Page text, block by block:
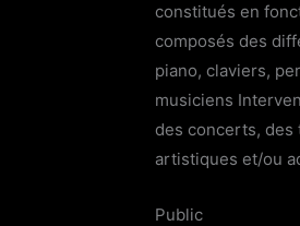
constitués en
composés des
piano, claviers,
musiciens
des concerts, des
artistiques et/ou
Public